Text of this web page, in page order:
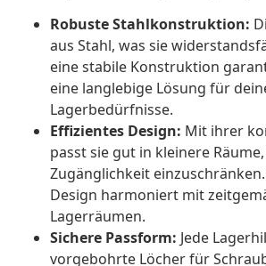
Robuste Stahlkonstruktion:
aus Stahl, was sie
eine stabile Konstruktion
eine langlebige Lösung für
Lagerbedürfnisse.
Effizientes Design: Mit ihrer
passt sie gut in kleinere
Zugänglichkeit
Design harmoniert mit
Lagerräumen.
Sichere Passform: Jede
vorgebohrte Löcher für